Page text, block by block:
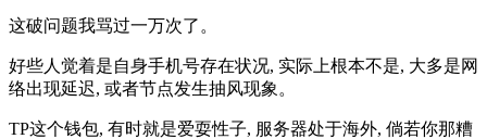
这破问题我骂过一万次了。
好些人觉着是自身手机号存在状况, 实际上根本不是, 大多是网
络出现延迟, 或者节点发生抽风现象。
TP这个钱包, 有时就是爱耍性子, 服务器处于海外, 倘若你那糟